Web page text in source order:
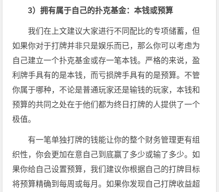
3）拥有属于自己的扑克基金：本钱或预算
我们在上文建议大家进行不同配比的专项储蓄，但
如果你对于打牌并非只是娱乐而已，那么你可以考虑为
自己建立一个扑克基金或存一笔本钱。严格的来说，盈
利牌手具有的是本钱，而亏损牌手具有的是预算。不管
你属于哪种，不论是普通玩家还是输钱的玩家，本钱和
预算的共同之处在于他们都为终日打牌的人提供了一个
极值。
有一笔单独打牌的钱能让你的整个财务管理更有组
织性，你会更加在意自己到底赢了多少或输了多少。如
果你给自己设置预算，我们建议你根据自己的打牌目标
将预算精确到每周或每月。如果你发现自己打牌收益超